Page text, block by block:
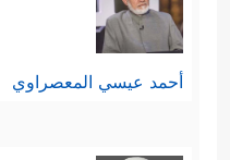
أحمد عيسي المعصراوي